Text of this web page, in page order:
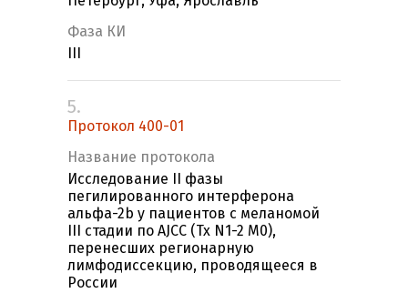
Фаза КИ
5.
Протокол 400-01
Название протокола
Исследование II фазы
пегилированного интерферона
альфа-2b у пациентов с меланомой
III стадии по AJCC (Tx N1-2 M0),
перенесших регионарную
лимфодиссекцию, проводящееся в
России